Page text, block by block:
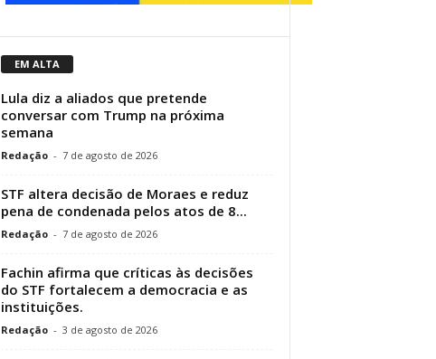
EM ALTA
Lula diz a aliados que pretende
conversar com Trump na próxima
semana
Redação - 7 de agosto de 2026
STF altera decisão de Moraes e reduz
pena de condenada pelos atos de 8...
Redação - 7 de agosto de 2026
Fachin afirma que críticas às decisões
do STF fortalecem a democracia e as
instituições.
Redação - 3 de agosto de 2026